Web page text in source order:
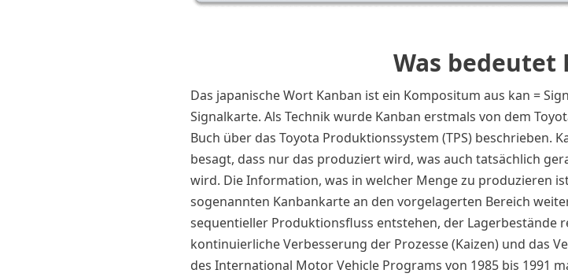
Was bedeutet
Das japanische Wort Kanban ist ein Kompositum aus kan =
Signalkarte. Als Technik wurde Kanban erstmals von dem
Buch über das Toyota Produktionssystem (TPS) beschrieben.
besagt, dass nur das produziert wird, was auch tatsächlich
wird. Die Information, was in welcher Menge zu produzieren
sogenannten Kanbankarte an den vorgelagerten Bereich
sequentieller Produktionsfluss entstehen, der Lagerbestände
kontinuierliche Verbesserung der Prozesse (Kaizen) und das
des International Motor Vehicle Programs von 1985 bis 1991